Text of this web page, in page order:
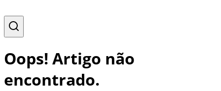
Oops! Artigo não
encontrado.